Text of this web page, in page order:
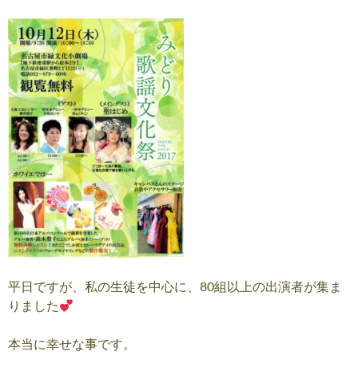
平日ですが、私の生徒を中心に、80組以上の出演者が集ま
りました
本当に幸せな事です。